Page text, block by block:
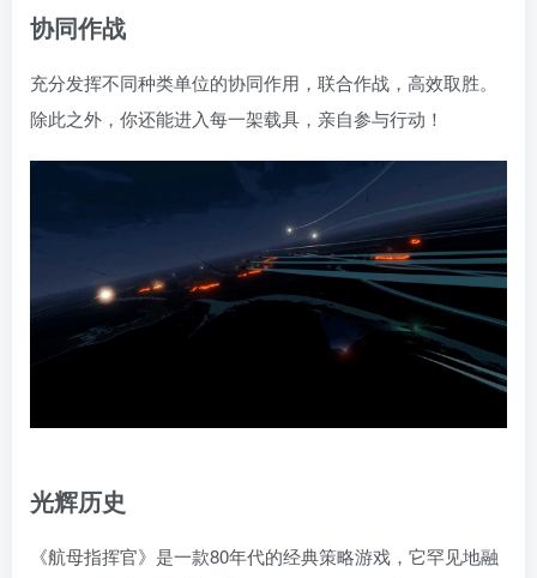
协同作战
充分发挥不同种类单位的协同作用，联合作战，高效取胜。
除此之外，你还能进入每一架载具，亲自参与行动！
光辉历史
《航母指挥官》是一款80年代的经典策略游戏，它罕见地融